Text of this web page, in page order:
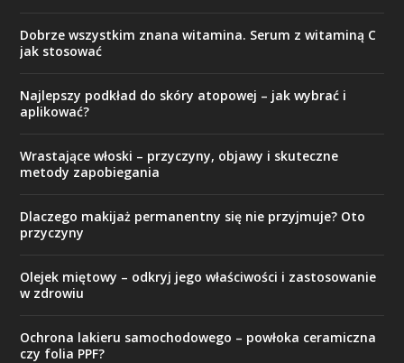
Dobrze wszystkim znana witamina. Serum z witaminą C
jak stosować
Najlepszy podkład do skóry atopowej – jak wybrać i
aplikować?
Wrastające włoski – przyczyny, objawy i skuteczne
metody zapobiegania
Dlaczego makijaż permanentny się nie przyjmuje? Oto
przyczyny
Olejek miętowy – odkryj jego właściwości i zastosowanie
w zdrowiu
Ochrona lakieru samochodowego – powłoka ceramiczna
czy folia PPF?